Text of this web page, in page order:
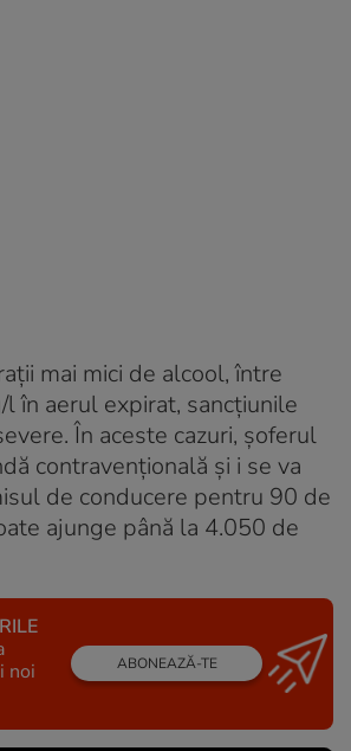
mai mici de alcool, între
în aerul expirat, sancțiunile
În aceste cazuri, șoferul
contravențională și i se va
de conducere pentru 90 de
ajunge până la 4.050 de
noi
ABONEAZĂ-TE